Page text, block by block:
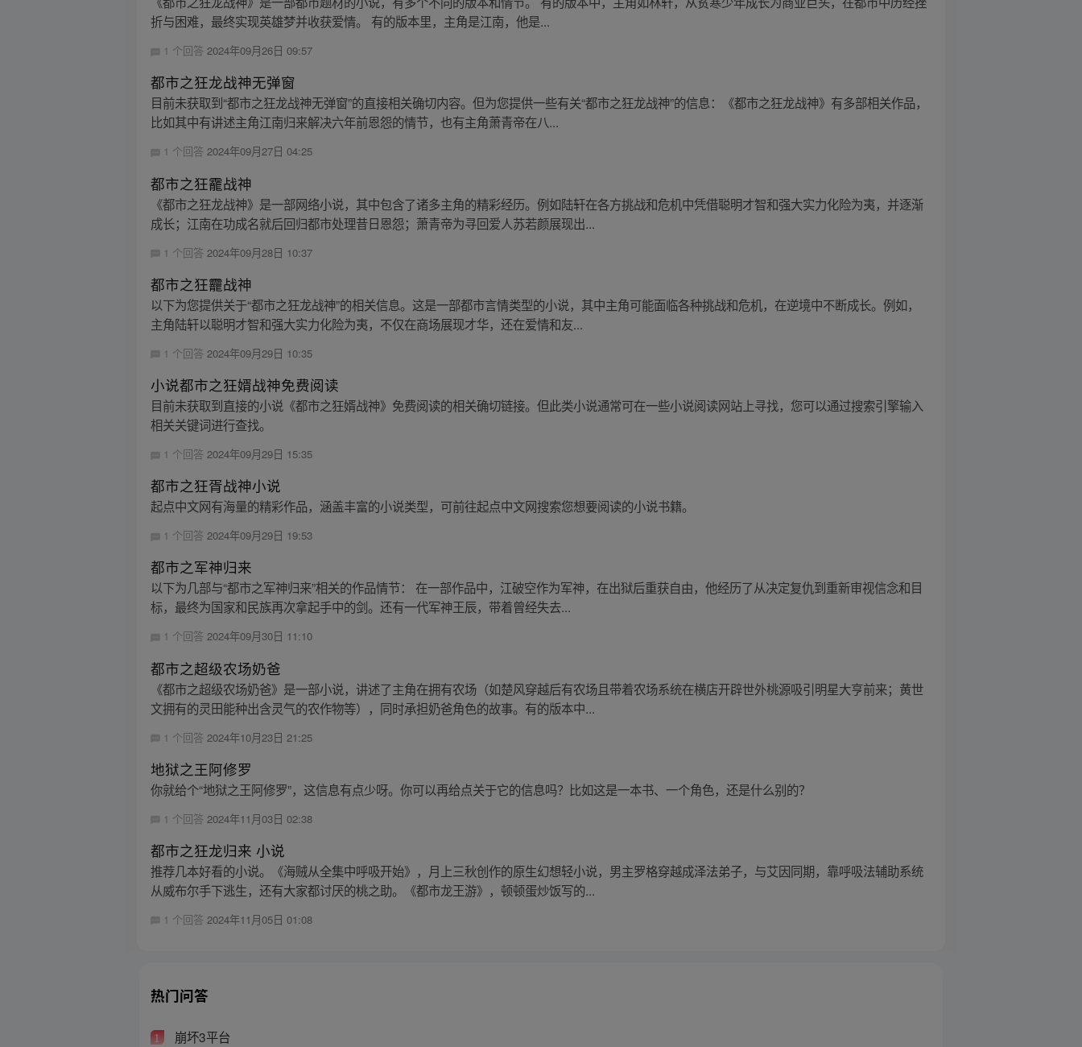
折与困难，最终实现英雄梦并收获爱情。 有的版本里，主角是江南，他是...
1 个回答2024年09月26日 09:57
都市之狂龙战神无弹窗
目前未获取到“都市之狂龙战神无弹窗”的直接相关确切内容。但为您提供一些有关“都市之狂龙战神”的信息：《都市之狂龙战神》有多部相关作品，
比如其中有讲述主角江南归来解决六年前恩怨的情节，也有主角萧青帝在八...
1 个回答2024年09月27日 04:25
都市之狂靇战神
《都市之狂龙战神》是一部网络小说，其中包含了诸多主角的精彩经历。例如陆轩在各方挑战和危机中凭借聪明才智和强大实力化险为夷，并逐渐
成长；江南在功成名就后回归都市处理昔日恩怨；萧青帝为寻回爱人苏若颜展现出...
1 个回答 2024年09月28日 10:37
都市之狂龗战神
以下为您提供关于“都市之狂龙战神”的相关信息。这是一部都市言情类型的小说，其中主角可能面临各种挑战和危机，在逆境中不断成长。例如，
主角陆轩以聪明才智和强大实力化险为夷，不仅在商场展现才华，还在爱情和友...
1 个回答 2024年09月29日 10:35
小说都市之狂婿战神免费阅读
目前未获取到直接的小说《都市之狂婿战神》免费阅读的相关确切链接。但此类小说通常可在一些小说阅读网站上寻找，您可以通过搜索引擎输入
相关关键词进行查找。
1 个回答2024年09月29日 15:35
都市之狂胥战神小说
起点中文网有海量的精彩作品，涵盖丰富的小说类型，可前往起点中文网搜索您想要阅读的小说书籍。
1 个回答2024年09月29日 19:53
都市之军神归来
以下为几部与“都市之军神归来”相关的作品情节： 在一部作品中，江破空作为军神，在出狱后重获自由，他经历了从决定复仇到重新审视信念和目
标，最终为国家和民族再次拿起手中的剑。还有一代军神王辰，带着曾经失去...
1 个回答2024年09月30日 11:10
都市之超级农场奶爸
《都市之超级农场奶爸》是一部小说，讲述了主角在拥有农场（如楚风穿越后有农场且带着农场系统在横店开辟世外桃源吸引明星大亨前来；黄世
文拥有的灵田能种出含灵气的农作物等），同时承担奶爸角色的故事。有的版本中...
1 个回答 2024年10月23日 21:25
地狱之王阿修罗
你就给个“地狱之王阿修罗”，这信息有点少呀。你可以再给点关于它的信息吗？比如这是一本书、一个角色，还是什么别的？
1 个回答 2024年11月03日 02:38
都市之狂龙归来 小说
推荐几本好看的小说。《海贼从全集中呼吸开始》，月上三秋创作的原生幻想轻小说，男主罗格穿越成泽法弟子，与艾因同期，靠呼吸法辅助系统
从威布尔手下逃生，还有大家都讨厌的桃之助。《都市龙王游》，顿顿蛋炒饭写的...
1 个回答2024年11月05日 01:08
热门问答
1 崩坏3平台